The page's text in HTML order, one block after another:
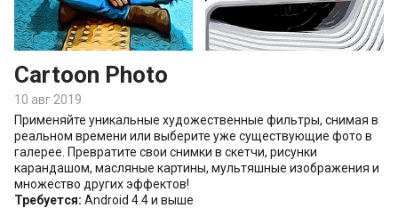
Cartoon Photo
10 авг 2019
Применяйте уникальные художественные фильтры, снимая в
реальном времени или выберите уже существующие фото в
галерее. Превратите свои снимки в скетчи, рисунки
карандашом, масляные картины, мультяшные изображения и
множество других эффектов!
Требуется: Android 4.4 и выше